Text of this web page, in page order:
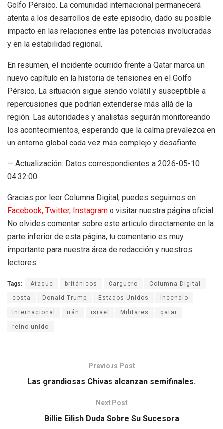
Golfo Pérsico. La comunidad internacional permanecerá
atenta a los desarrollos de este episodio, dado su posible
impacto en las relaciones entre las potencias involucradas
y en la estabilidad regional.
En resumen, el incidente ocurrido frente a Qatar marca un
nuevo capítulo en la historia de tensiones en el Golfo
Pérsico. La situación sigue siendo volátil y susceptible a
repercusiones que podrían extenderse más allá de la
región. Las autoridades y analistas seguirán monitoreando
los acontecimientos, esperando que la calma prevalezca en
un entorno global cada vez más complejo y desafiante.
— Actualización: Datos correspondientes a 2026-05-10
04:32:00.
Gracias por leer Columna Digital, puedes seguirnos en
Facebook, Twitter, Instagram o visitar nuestra página oficial.
No olvides comentar sobre este articulo directamente en la
parte inferior de esta página, tu comentario es muy
importante para nuestra área de redacción y nuestros
lectores.
Tags: Ataque británicos Carguero Columna Digital
costa Donald Trump Estados Unidos Incendio
Internacional irán israel Militares qatar
reino unido
Previous Post
Las grandiosas Chivas alcanzan semifinales.
Next Post
Billie Eilish Duda Sobre Su Sucesora